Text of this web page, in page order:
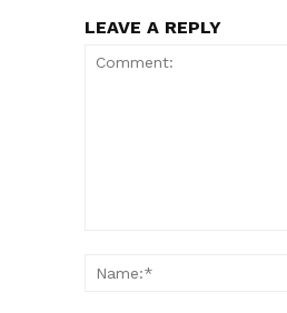
LEAVE A REPLY